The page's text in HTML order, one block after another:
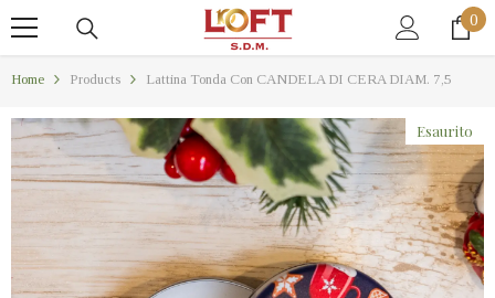
0
0
Home Products Lattina Tonda Con CANDELA DI CERA DIAM. 7,5
Esaurito